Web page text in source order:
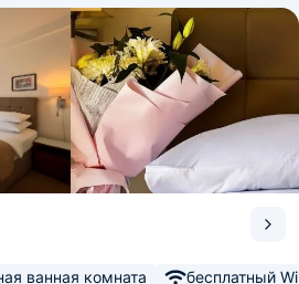
ванная комната бесплатный